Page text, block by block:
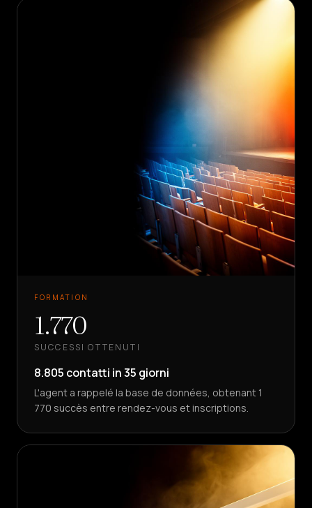
FORMATION
1.770
SUCCESSI OTTENUTI
8.805 contatti in 35 giorni
L'agent a rappelé la base de données, obtenant 1
770 succès entre rendez-vous et inscriptions.